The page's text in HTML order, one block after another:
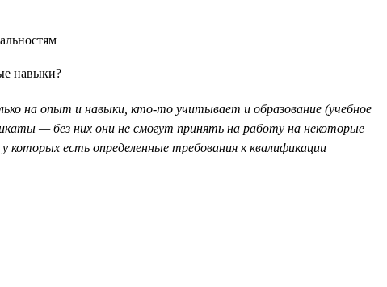
навыки?
на опыт и навыки, кто-то учитывает и образование (учебное
— без них они не смогут принять на работу на некоторые
есть определенные требования к квалификации